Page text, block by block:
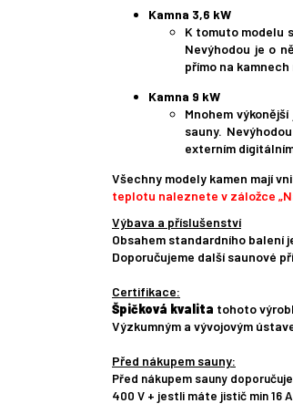
Kamna 3,6 kW
K tomuto modelu
Nevýhodou je o
přímo na
Kamna 9 kW
Mnohem
sauny.
externím
Všechny modely kamen mají
teplotu naleznete v záložce
Výbava a příslušenství
Obsahem standardního balení
Doporučujeme další saunové
Certifikace:
Špičková kvalita tohoto
Výzkumným a vývojovým
Před nákupem sauny:
Před nákupem sauny
400 V + jestli máte jistič min 16